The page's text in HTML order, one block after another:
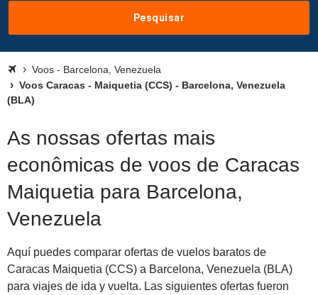
Pesquisar
Voos - Barcelona, Venezuela
Voos Caracas - Maiquetia (CCS) - Barcelona, Venezuela
(BLA)
As nossas ofertas mais
econômicas de voos de Caracas
Maiquetia para Barcelona,
Venezuela
Aquí puedes comparar ofertas de vuelos baratos de
Caracas Maiquetia (CCS) a Barcelona, Venezuela (BLA)
para viajes de ida y vuelta. Las siguientes ofertas fueron